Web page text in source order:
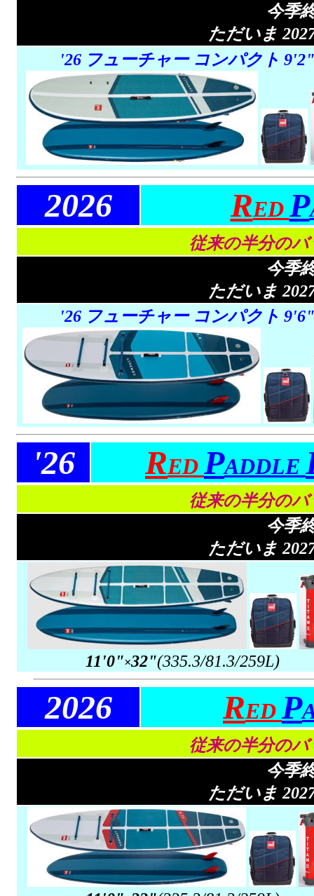
今季
ただいま
'26 フューチャー コンパクト 9'2"
2026 RED P
従来の半分の
今季
ただいま
'26 フューチャー コンパクト 9'6"
'26 RED PADDLE
従来の半分の
今季
ただいま
11'0"×32"(335.3/81.3/259L)
2026 RED P
従来の半分の
今季
ただいま